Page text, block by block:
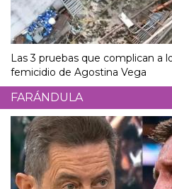
Las 3 pruebas que complican a
femicidio de Agostina Vega
FARÁNDULA